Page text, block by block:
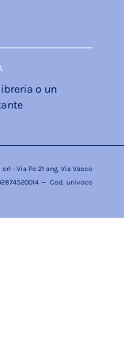
o un
- Via Po 21 ang. Via Vasco
— Cod. univoco